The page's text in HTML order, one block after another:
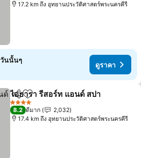
17.2 km ถึง อุทยานประวัติศาสตร์พระนครคีรี
วันนั้นๆ
ดูราคา
แชร์ เพิ่มในรายการโปรด
ไอธารา รีสอร์ท แอนด์ สปา
4 ดาว
8.2 ดีมาก
2,032
17.4 km ถึง อุทยานประวัติศาสตร์พระนครคีรี